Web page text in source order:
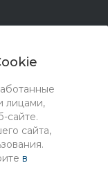
лицами,
сайте.
сайта,
в